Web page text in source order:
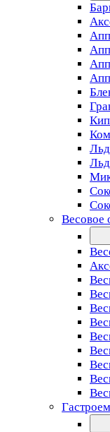
Весовое